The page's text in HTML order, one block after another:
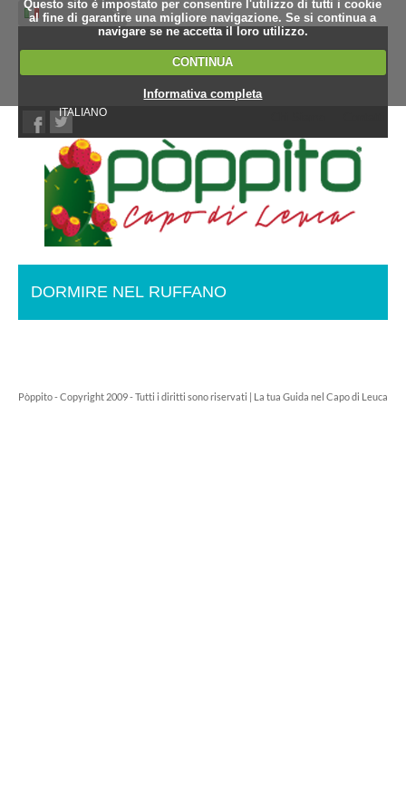
Questo sito è impostato per consentire l'utilizzo di tutti i cookie
al fine di garantire una migliore navigazione. Se si continua a
navigare se ne accetta il loro utilizzo.
CONTINUA
Informativa completa
ITALIANO
DORMIRE NEL RUFFANO
Pòppito - Copyright 2009 - Tutti i diritti sono riservati | La tua Guida nel Capo di Leuca